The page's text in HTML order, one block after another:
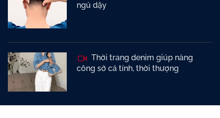
ngủ dậy
Thời trang denim giúp nàng
công sở cá tính, thời thượng